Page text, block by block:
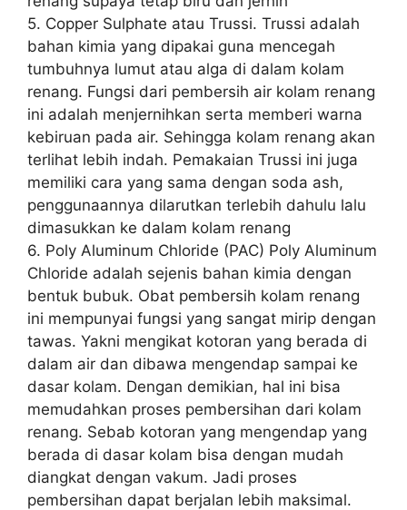
5. Copper Sulphate atau Trussi. Trussi adalah
bahan kimia yang dipakai guna mencegah
tumbuhnya lumut atau alga di dalam kolam
renang. Fungsi dari pembersih air kolam renang
ini adalah menjernihkan serta memberi warna
kebiruan pada air. Sehingga kolam renang akan
terlihat lebih indah. Pemakaian Trussi ini juga
memiliki cara yang sama dengan soda ash,
penggunaannya dilarutkan terlebih dahulu lalu
dimasukkan ke dalam kolam renang
6. Poly Aluminum Chloride (PAC) Poly Aluminum
Chloride adalah sejenis bahan kimia dengan
bentuk bubuk. Obat pembersih kolam renang
ini mempunyai fungsi yang sangat mirip dengan
tawas. Yakni mengikat kotoran yang berada di
dalam air dan dibawa mengendap sampai ke
dasar kolam. Dengan demikian, hal ini bisa
memudahkan proses pembersihan dari kolam
renang. Sebab kotoran yang mengendap yang
berada di dasar kolam bisa dengan mudah
diangkat dengan vakum. Jadi proses
pembersihan dapat berjalan lebih maksimal.